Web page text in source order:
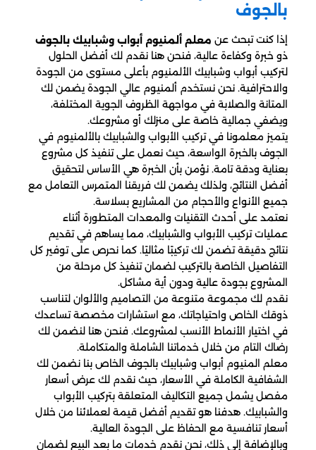
بالجوف
إذا كنت تبحث عن معلم ألمنيوم أبواب وشبابيك بالجوف
ذو خبرة وكفاءة عالية، فنحن هنا نقدم لك أفضل الحلول
لتركيب أبواب وشبابيك الألمنيوم بأعلى مستوى من الجودة
والاحترافية. نحن نستخدم ألمنيوم عالي الجودة يضمن لك
المتانة والصلابة في مواجهة الظروف الجوية المختلفة،
ويضفي جمالية خاصة على منزلك أو مشروعك.
يتميز معلمونا في تركيب الأبواب والشبابيك بالألمنيوم في
الجوف بالخبرة الواسعة، حيث نعمل على تنفيذ كل مشروع
بعناية ودقة تامة. نؤمن بأن الخبرة هي الأساس لتحقيق
أفضل النتائج، ولذلك يضمن لك فريقنا المتمرس التعامل مع
جميع الأنواع والأحجام من المشاريع بسلاسة.
نعتمد على أحدث التقنيات والمعدات المتطورة أثناء
عمليات تركيب الأبواب والشبابيك، مما يساهم في تقديم
نتائج دقيقة تضمن لك تركيبًا مثاليًا. كما نحرص على توفير كل
التفاصيل الخاصة بالتركيب لضمان تنفيذ كل مرحلة من
المشروع بجودة عالية ودون أية مشاكل.
نقدم لك مجموعة متنوعة من التصاميم والألوان لتناسب
ذوقك الخاص واحتياجاتك، مع استشارات مخصصة تساعدك
في اختيار الأنماط الأنسب لمشروعك. فنحن هنا لنضمن لك
رضاك التام من خلال خدماتنا الشاملة والمتكاملة.
معلم المنيوم أبواب وشبابيك بالجوف الخاص بنا نضمن لك
الشفافية الكاملة في الأسعار، حيث نقدم لك عرض أسعار
مفصل يشمل جميع التكاليف المتعلقة بتركيب الأبواب
والشبابيك. هدفنا هو تقديم أفضل قيمة لعملائنا من خلال
أسعار تنافسية مع الحفاظ على الجودة العالية.
وبالإضافة إلى ذلك، نحن نقدم خدمات ما بعد البيع لضمان